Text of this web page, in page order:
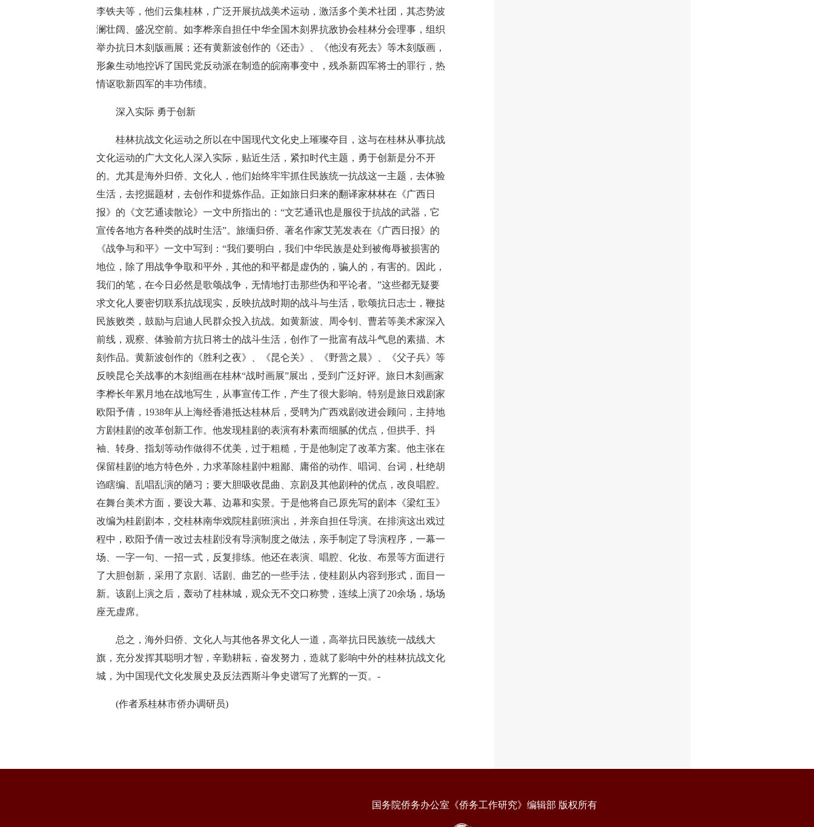
李铁夫等，他们云集桂林，广泛开展抗战美术运动，激活多个美术社团，其态势波
澜壮阔、盛况空前。如李桦亲自担任中华全国木刻界抗敌协会桂林分会理事，组织
举办抗日木刻版画展；还有黄新波创作的《还击》、《他没有死去》等木刻版画，
形象生动地控诉了国民党反动派在制造的皖南事变中，残杀新四军将士的罪行，热
情讴歌新四军的丰功伟绩。
深入实际 勇于创新
桂林抗战文化运动之所以在中国现代文化史上璀璨夺目，这与在桂林从事抗战
文化运动的广大文化人深入实际，贴近生活，紧扣时代主题，勇于创新是分不开
的。尤其是海外归侨、文化人，他们始终牢牢抓住民族统一抗战这一主题，去体验
生活，去挖掘题材，去创作和提炼作品。正如旅日归来的翻译家林林在《广西日
报》的《文艺通读散论》一文中所指出的：“文艺通讯也是服役于抗战的武器，它
宣传各地方各种类的战时生活”。旅缅归侨、著名作家艾芜发表在《广西日报》的
《战争与和平》一文中写到：“我们要明白，我们中华民族是处到被侮辱被损害的
地位，除了用战争争取和平外，其他的和平都是虚伪的，骗人的，有害的。因此，
我们的笔，在今日必然是歌颂战争，无情地打击那些伪和平论者。”这些都无疑要
求文化人要密切联系抗战现实，反映抗战时期的战斗与生活，歌颂抗日志士，鞭挞
民族败类，鼓励与启迪人民群众投入抗战。如黄新波、周令钊、曹若等美术家深入
前线，观察、体验前方抗日将士的战斗生活，创作了一批富有战斗气息的素描、木
刻作品。黄新波创作的《胜利之夜》、《昆仑关》、《野营之晨》、《父子兵》等
反映昆仑关战事的木刻组画在桂林“战时画展”展出，受到广泛好评。旅日木刻画家
李桦长年累月地在战地写生，从事宣传工作，产生了很大影响。特别是旅日戏剧家
欧阳予倩，1938年从上海经香港抵达桂林后，受聘为广西戏剧改进会顾问，主持地
方剧桂剧的改革创新工作。他发现桂剧的表演有朴素而细腻的优点，但拱手、抖
袖、转身、指划等动作做得不优美，过于粗糙，于是他制定了改革方案。他主张在
保留桂剧的地方特色外，力求革除桂剧中粗鄙、庸俗的动作、唱词、台词，杜绝胡
诌瞎编、乱唱乱演的陋习；要大胆吸收昆曲、京剧及其他剧种的优点，改良唱腔。
在舞台美术方面，要设大幕、边幕和实景。于是他将自己原先写的剧本《梁红玉》
改编为桂剧剧本，交桂林南华戏院桂剧班演出，并亲自担任导演。在排演这出戏过
程中，欧阳予倩一改过去桂剧没有导演制度之做法，亲手制定了导演程序，一幕一
场、一字一句、一招一式，反复排练。他还在表演、唱腔、化妆、布景等方面进行
了大胆创新，采用了京剧、话剧、曲艺的一些手法，使桂剧从内容到形式，面目一
新。该剧上演之后，轰动了桂林城，观众无不交口称赞，连续上演了20余场，场场
座无虚席。
总之，海外归侨、文化人与其他各界文化人一道，高举抗日民族统一战线大
旗，充分发挥其聪明才智，辛勤耕耘，奋发努力，造就了影响中外的桂林抗战文化
城，为中国现代文化发展史及反法西斯斗争史谱写了光辉的一页。-
(作者系桂林市侨办调研员)
国务院侨务办公室《侨务工作研究》编辑部 版权所有